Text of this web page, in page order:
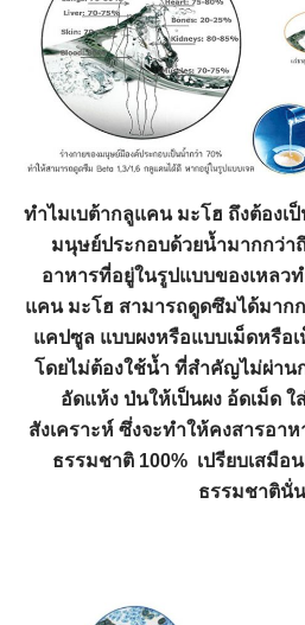
ทำไมเบต้ากลูแคน มะโฮ ถึงต้องเป็
มนุษย์ประกอบด้วยน้ำมากกว่า
อาหารที่อยู่ในรูปแบบของเหลวท
แคน มะโฮ สามารถดูดซึมได้มาก
แคปซูล แบบผงหรือแบบเม็ดหรือ
โดยไม่ต้องใช้น้ำ ที่สำคัญไม่ผ่าน
อัดแห้ง ป่นให้เป็นผง อ้ดเม็ด
สังเคราะห์ ซึ่งจะทำให้คงสารอาห
ธรรมชาติ 100% เปรียบเสมือ
ธรรมชาตินั่น